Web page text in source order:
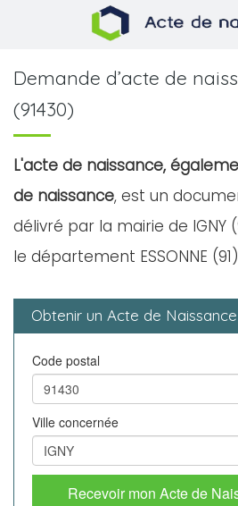
Demande d’acte de
(91430)
L'acte de naissance,
de naissance, est un
délivré par la mairie de IGNY
le département ESSONNE
Obtenir un Acte de
Code postal
Ville concernée
Recevoir mon Acte de